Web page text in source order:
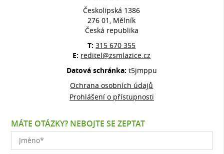
Českolipská 1386
276 01, Mělník
Česká republika
T:315 670 355
E: reditel@zsmlazice.cz
Datová schránka: t5jmppu
Ochrana osobních údajů
Prohlášení o přístupnosti
MÁTE OTÁZKY? NEBOJTE SE ZEPTAT